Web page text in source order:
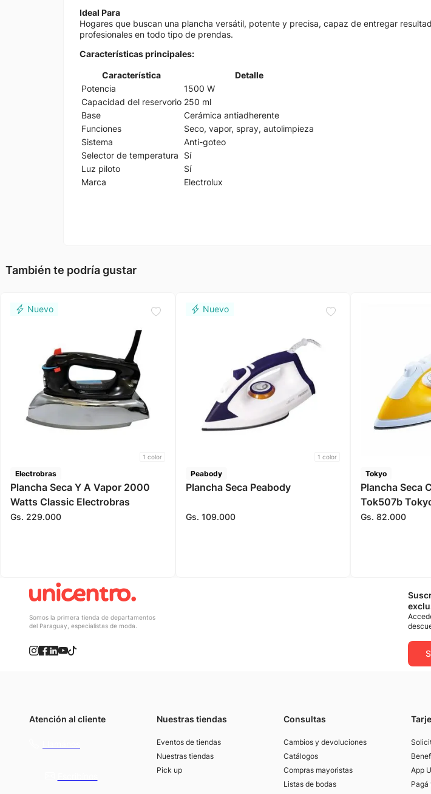
Ideal Para
Hogares que buscan una plancha versátil, potente y precisa, capaz de entregar
profesionales en todo tipo de prendas.
Características principales:
Característica
Detalle
Potencia
1500 W
Capacidad del reservorio 250 ml
Base
Cerámica antiadherente
Funciones
Seco, vapor, spray, autolimpieza
Sistema
Anti-goteo
Selector de temperatura
Sí
Luz piloto
Sí
Marca
Electrolux
También te podría gustar
1 color
Electrobras
Plancha Seca Y A Vapor 2000
Watts Classic Electrobras
Gs. 229.000
1 color
Peabody
Plancha Seca Peabody
Gs. 109.000
Tokyo
Plancha Seca
Tok507b
Gs. 82.000
Somos la primera tienda de departamentos
del Paraguay, especialistas de moda.
Atención al cliente
Nuestras tiendas
Eventos de tiendas
Nuestras tiendas
Pick up
Consultas
Cambios y devoluciones
Catálogos
Compras mayoristas
Listas de bodas
App
Pagá